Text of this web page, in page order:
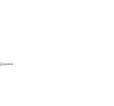
Hoạt động KH&ĐT